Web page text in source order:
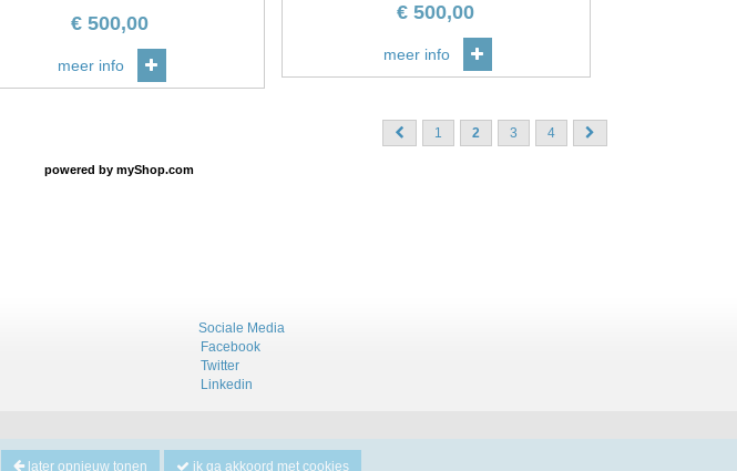
€500,00
meer info
€500,00
meer info
1 2 3 4
powered by myShop.com
later opnieuw tonen ik ga akkoord met cookies
Sociale Media
Facebook
Twitter
Linkedin